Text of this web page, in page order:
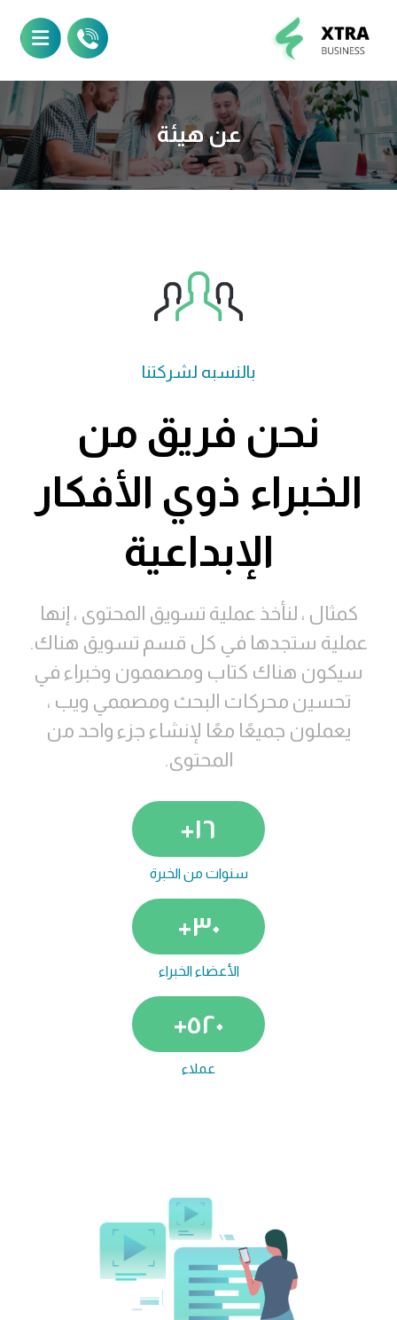
عن هيئة
بالنسبه لشركتنا
نحن فريق من
الخبراء ذوي الأفكار
الإبداعية
كمثال ، لنأخذ عملية تسويق المحتوى ، إنها
عملية ستجدها في كل قسم تسويق هناك.
سيكون هناك كتاب ومصممون وخبراء في
تحسين محركات البحث ومصممي ويب ،
يعملون جميعًا معًا لإنشاء جزء واحد من
المحتوى.
١٦+
سنوات من الخبرة
٣٠+
الأعضاء الخبراء
٥٢٠+
عملاء